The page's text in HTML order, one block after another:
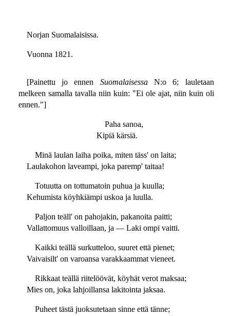
Norjan Suomalaisissa.
Vuonna 1821.
[Painettu jo ennen SuomalaisessaN:o 6; lauletaan
melkeen samalla tavalla niin kuin: "Ei ole ajat, niin kuin oli
ennen."]
Paha sanoa,
Kipiä kärsiä.
Minä laulan laiha poika, miten täss' on laita;
Laulakohon laveampi, joka paremp' taitaa!
Totuutta on tottumatoin puhua ja kuulla;
Kehumista köyhkiämpi uskoa ja luulla.
Paljon teäll' on pahojakin, pakanoita paitti;
Vallattomuus valloillaan, ja — Laki ompi vaitti.
Kaikki teällä surkutteloo, suuret että pienet;
Vaivaisilt' on varoansa varakkaammat vieneet.
Rikkaat teällä riitelöövät, köyhät verot maksaa;
Mies on, joka lahjoillansa lakitointa jaksaa.
Puheet tästä juoksutetaan sinne että tänne;